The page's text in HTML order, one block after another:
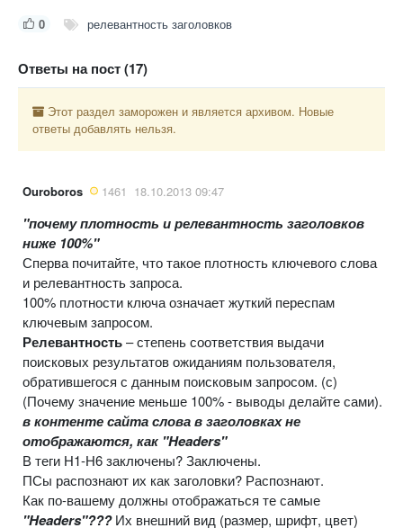
0 релевантность заголовков
Ответы на пост (17)
Этот раздел заморожен и является архивом. Новые
ответы добавлять нельзя.
Ouroboros 1461 18.10.2013 09:47
"почему плотность и релевантность заголовков
ниже 100%"
Сперва почитайте, что такое плотность ключевого слова
и релевантность запроса.
100% плотности ключа означает жуткий переспам
ключевым запросом.
Релевантность– степень соответствия выдачи
поисковых результатов ожиданиям пользователя,
обратившегося с данным поисковым запросом. (с)
(Почему значение меньше 100% - выводы делайте сами).
в контенте сайта слова в заголовках не
отображаются, как "Headers"
В теги Н1-Н6 заключены? Заключены.
ПСы распознают их как заголовки? Распознают.
Как по-вашему должны отображаться те самые
"Headers"???Их внешний вид (размер, шрифт, цвет)